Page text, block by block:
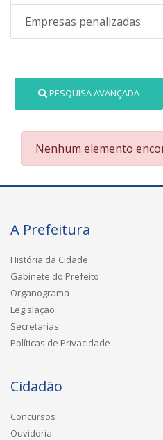
Empresas penalizadas
PESQUISA AVANÇADA
Nenhum elemento
A Prefeitura
História da Cidade
Gabinete do Prefeito
Organograma
Legislação
Secretarias
Políticas de Privacidade
Cidadão
Concursos
Ouvidoria